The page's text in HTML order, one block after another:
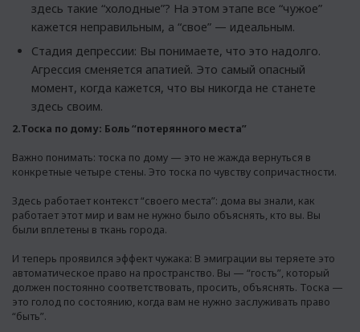
здесь такие “холодные”? На этом этапе все “чужое”
кажется неправильным, а “свое” — идеальным.
Стадия депрессии: Вы понимаете, что это надолго.
Агрессия сменяется апатией. Это самый опасный
момент, когда кажется, что вы никогда не станете
здесь своим.
2.Тоска по дому: Боль “потерянного места”
Важно понимать: тоска по дому — это не жажда вернуться в
конкретные четыре стены. Это тоска по чувству сопричастности.
Здесь работает контекст “своего места”: дома вы знали, как
работает этот мир и вам не нужно было объяснять, кто вы. Вы
были вплетены в ткань города.
И теперь проявился эффект чужака: В эмиграции вы теряете это
автоматическое право на пространство. Вы — “гость”, который
должен постоянно соответствовать, просить, объяснять. Тоска —
это голод по состоянию, когда вам не нужно заслуживать право
“быть”.